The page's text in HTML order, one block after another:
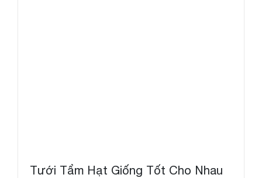
Tưới Tẩm Hạt Giống Tốt Cho Nhau